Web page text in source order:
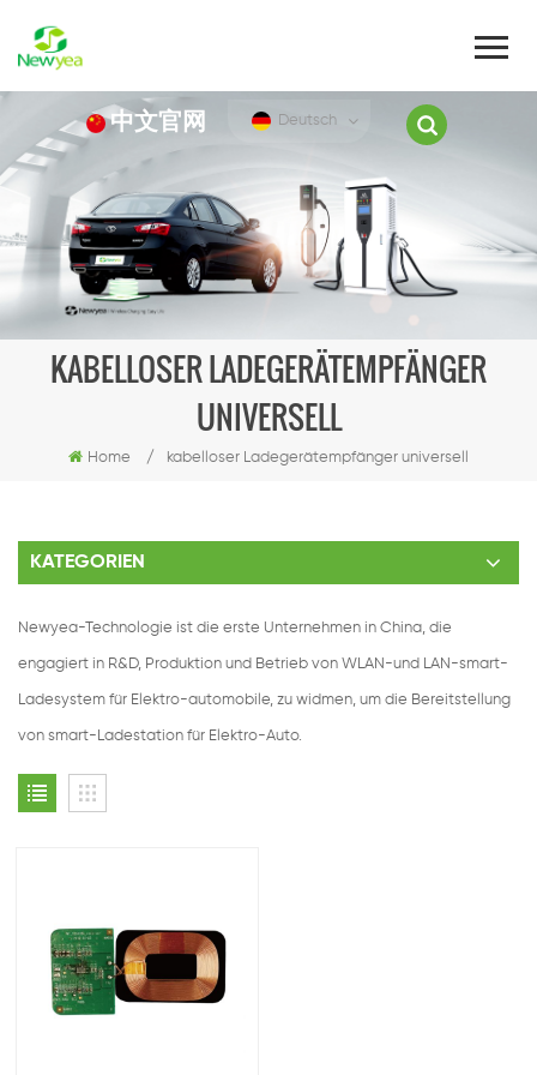
中文官网 Deutsch
KABELLOSER LADEGERÄTEMPFÄNGER
UNIVERSELL
Home / kabelloser Ladegerätempfänger universell
KATEGORIEN
Newyea-Technologie ist die erste Unternehmen in China, die
engagiert in R&D, Produktion und Betrieb von WLAN-und LAN-smart-
Ladesystem für Elektro-automobile, zu widmen, um die Bereitstellung
von smart-Ladestation für Elektro-Auto.